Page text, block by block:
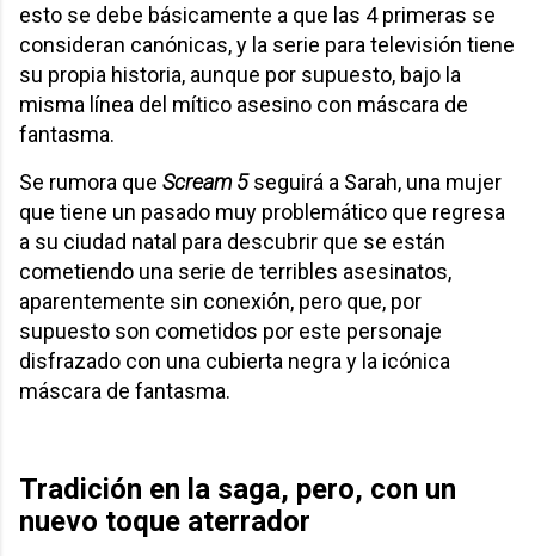
esto se debe básicamente a que las 4 primeras se
consideran canónicas, y la serie para televisión tiene
su propia historia, aunque por supuesto, bajo la
misma línea del mítico asesino con máscara de
fantasma.
Se rumora que Scream 5seguirá a Sarah, una mujer
que tiene un pasado muy problemático que regresa
a su ciudad natal para descubrir que se están
cometiendo una serie de terribles asesinatos,
aparentemente sin conexión, pero que, por
supuesto son cometidos por este personaje
disfrazado con una cubierta negra y la icónica
máscara de fantasma.
Tradición en la saga, pero, con un
nuevo toque aterrador